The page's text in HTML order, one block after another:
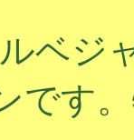
ベジ
です